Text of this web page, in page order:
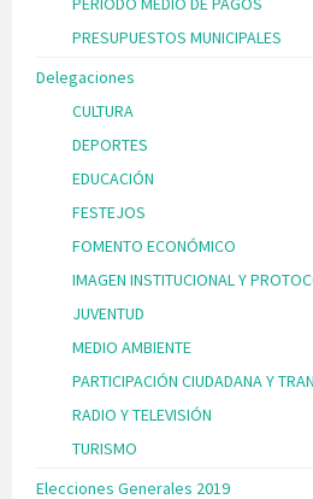
PRESUPUESTOS MUNICIPALES
Delegaciones
CULTURA
DEPORTES
EDUCACIÓN
FESTEJOS
FOMENTO ECONÓMICO
IMAGEN INSTITUCIONAL Y
JUVENTUD
MEDIO AMBIENTE
PARTICIPACIÓN CIUDADANA Y
RADIO Y TELEVISIÓN
TURISMO
Elecciones Generales 2019